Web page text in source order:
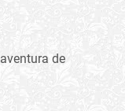
de